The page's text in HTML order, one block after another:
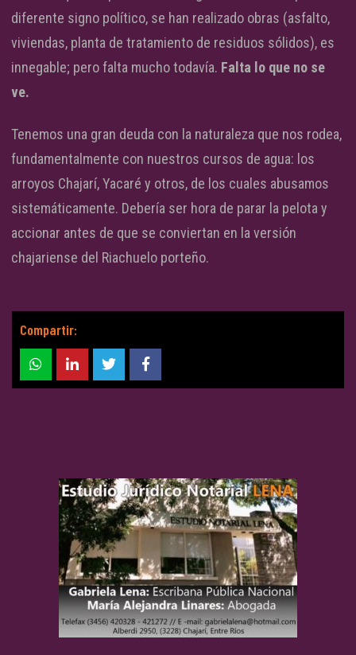
diferente signo político, se han realizado obras (asfalto,
viviendas, planta de tratamiento de residuos sólidos), es
innegable; pero falta mucho todavía. Falta lo que no se
ve.
Tenemos una gran deuda con la naturaleza que nos rodea,
fundamentalmente con nuestros cursos de agua: los
arroyos Chajarí, Yacaré y otros, de los cuales abusamos
sistemáticamente. Debería ser hora de parar la pelota y
accionar antes de que se conviertan en la versión
chajariense del Riachuelo porteño.
Compartir: